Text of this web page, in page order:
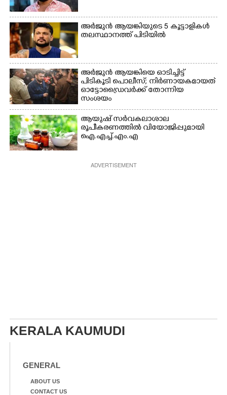
അർജുൻ ആയങ്കിയുടെ 5 കൂട്ടാളികൾ
തലസ്ഥാനത്ത് പിടിയിൽ
അർജുൻ ആയങ്കിയെ ഓടിച്ചിട്ട്
പിടികൂടി പൊലീസ്; നിർണായകമായത്
ഓട്ടോഡ്രൈവർക്ക് തോന്നിയ
സംശയം
ആയുഷ് സർവകലാശാല
രൂപീകരണത്തിൽ വിയോജിപ്പുമായി
ഐ.എച്ച്.എം.എ
ADVERTISEMENT
KERALA KAUMUDI
GENERAL
ABOUT US
CONTACT US